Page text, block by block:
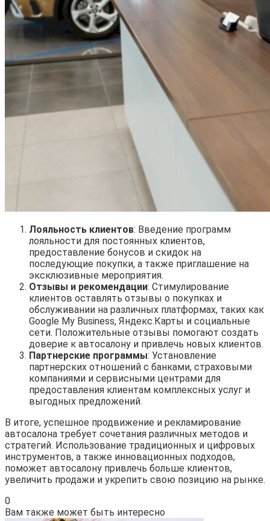
Лояльность клиентов: Введение программ
лояльности для постоянных клиентов,
предоставление бонусов и скидок на
последующие покупки, а также приглашение на
эксклюзивные мероприятия.
Отзывы и рекомендации: Стимулирование
клиентов оставлять отзывы о покупках и
обслуживании на различных платформах, таких как
Google My Business, Яндекс.Карты и социальные
сети. Положительные отзывы помогают создать
доверие к автосалону и привлечь новых клиентов.
Партнерские программы: Установление
партнерских отношений с банками, страховыми
компаниями и сервисными центрами для
предоставления клиентам комплексных услуг и
выгодных предложений.
В итоге, успешное продвижение и рекламирование
автосалона требует сочетания различных методов и
стратегий. Использование традиционных и цифровых
инструментов, а также инновационных подходов,
поможет автосалону привлечь больше клиентов,
увеличить продажи и укрепить свою позицию на рынке.
0
Вам также может быть интересно